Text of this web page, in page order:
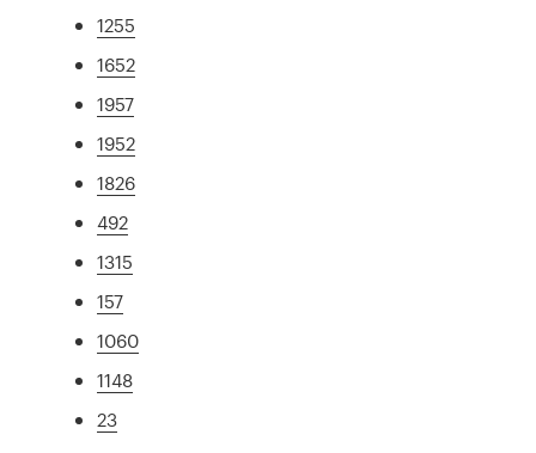
1255
1652
1957
1952
1826
492
1315
157
1060
1148
23